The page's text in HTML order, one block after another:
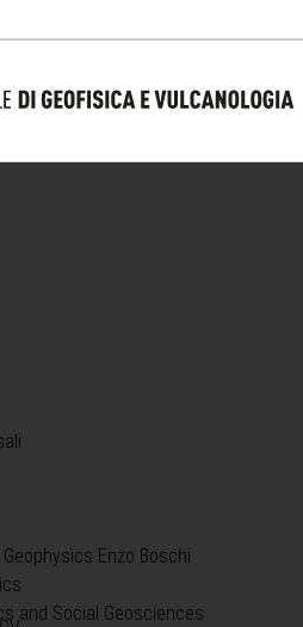
Enzo Boschi
and Social Geosciences